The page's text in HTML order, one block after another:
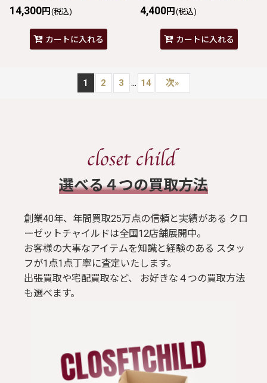
14,300円 (税込)
カートに入れる
4,400円 (税込)
カートに入れる
1 2 3 ... 14 次»
​選べる４つの買取方法
創業40年、年間買取25万点の信頼と実績がある クロ
ーゼットチャイルドは全国12店舗展開中。
お客様の大事なアイテムを知識と経験のある スタッ
フが1点1点丁寧に査定いたします。
出張買取や宅配買取など、 お好きな４つの買取方法
も選べます。